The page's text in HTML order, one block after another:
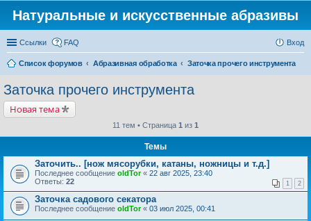
Натуральные и искусственные абразивы
Ссылки FAQ Вход
Список форумов Абразивная обработка Заточка прочего инструмента
Заточка прочего инструмента
Новая тема
11 тем • Страница 1 из 1
Темы
Заточить.. [нож мясорубки, катаны, ножницы и т.д.]
Последнее сообщение oldTor« 22 авг 2025, 23:40
Ответы: 22 1 2
Заточка садового секатора
Последнее сообщение oldTor« 03 июл 2025, 00:41